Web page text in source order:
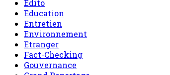
Edito
Education
Entretien
Environnement
Etranger
Fact-Checking
Gouvernance